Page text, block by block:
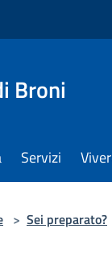
Broni
Servizi
> Sei preparato?